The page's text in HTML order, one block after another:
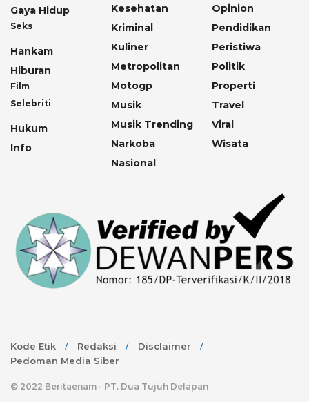
Gaya Hidup
Seks
Hankam
Hiburan
Film
Selebriti
Hukum
Info
Kesehatan
Kriminal
Kuliner
Metropolitan
Motogp
Musik
Musik Trending
Narkoba
Nasional
Opinion
Pendidikan
Peristiwa
Politik
Properti
Travel
Viral
Wisata
Kode Etik Redaksi
Disclaimer
Pedoman Media Siber
© 2022 Beritaenam - PT. Dua Tujuh Delapan